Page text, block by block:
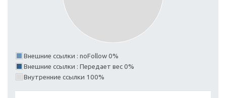
Внешние ссылки : noFollow 0%
Внешние ссылки : Передает вес 0%
Внутренние ссылки 100%